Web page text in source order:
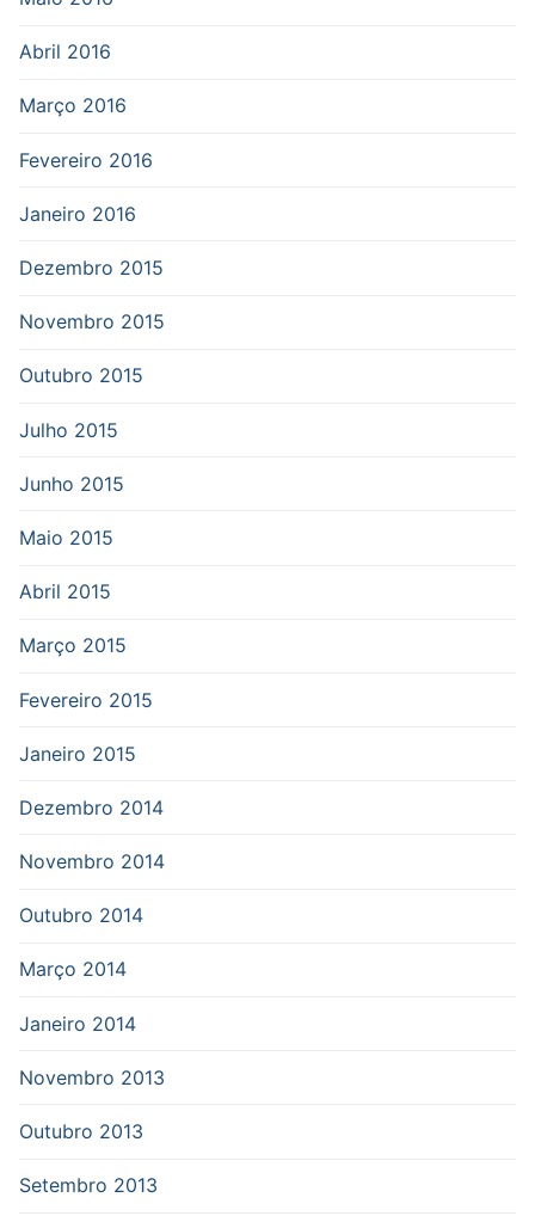
Abril 2016
Março 2016
Fevereiro 2016
Janeiro 2016
Dezembro 2015
Novembro 2015
Outubro 2015
Julho 2015
Junho 2015
Maio 2015
Abril 2015
Março 2015
Fevereiro 2015
Janeiro 2015
Dezembro 2014
Novembro 2014
Outubro 2014
Março 2014
Janeiro 2014
Novembro 2013
Outubro 2013
Setembro 2013